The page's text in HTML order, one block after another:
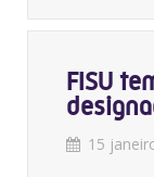
FISU
15